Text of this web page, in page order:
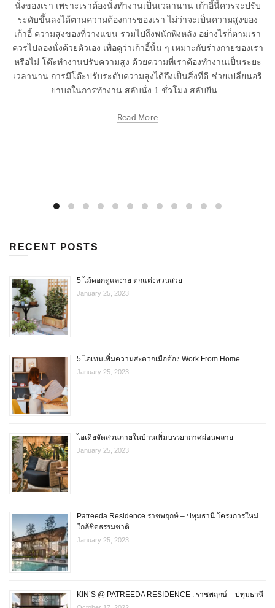
นั่งของเรา เพราะเราต้องนั่งทำงานเป็นเวลานาน เก้าอี้นี้ควรจะปรับ
ระดับขึ้นลงได้ตามความต้องการของเรา ไม่ว่าจะเป็นความสูงของ
เก้าอี้ ความสูงของที่วางแขน รวมไปถึงพนักพิงหลัง อย่างไรก็ตามเรา
ควรไปลองนั่งด้วยตัวเอง เพื่อดูว่าเก้าอี้นั้น ๆ เหมาะกับร่างกายของเรา
หรือไม่ โต๊ะทำงานปรับความสูง ด้วยความที่เราต้องทำงานเป็นระยะ
เวลานาน การมีโต๊ะปรับระดับความสูงได้ถึงเป็นสิ่งที่ดี ช่วยเปลี่ยนอริ
ยาบถในการทำงาน สลับนั่ง 1 ชั่วโมง สลับยืน...
Read More
RECENT POSTS
5 ไม้ดอกดูแลง่าย ตกแต่งสวนสวย
January 25, 2023
5 ไอเทมเพิ่มความสะดวกเมื่อต้อง Work From Home
January 25, 2023
ไอเดียจัดสวนภายในบ้านเพิ่มบรรยากาศผ่อนคลาย
January 25, 2023
Patreeda Residence ราชพฤกษ์ – ปทุมธานี โครงการใหม่
ใกล้ชิดธรรมชาติ
January 25, 2023
KIN’S @ PATREEDA RESIDENCE : ราชพฤกษ์ – ปทุมธานี